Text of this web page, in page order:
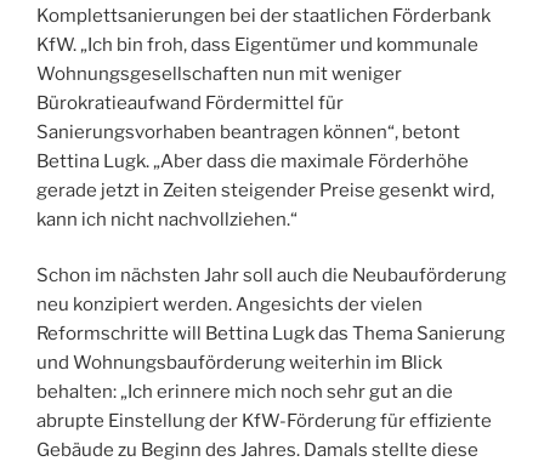
Komplettsanierungen bei der staatlichen Förderbank
KfW. „Ich bin froh, dass Eigentümer und kommunale
Wohnungsgesellschaften nun mit weniger
Bürokratieaufwand Fördermittel für
Sanierungsvorhaben beantragen können“, betont
Bettina Lugk. „Aber dass die maximale Förderhöhe
gerade jetzt in Zeiten steigender Preise gesenkt wird,
kann ich nicht nachvollziehen.“
Schon im nächsten Jahr soll auch die Neubauförderung
neu konzipiert werden. Angesichts der vielen
Reformschritte will Bettina Lugk das Thema Sanierung
und Wohnungsbauförderung weiterhin im Blick
behalten: „Ich erinnere mich noch sehr gut an die
abrupte Einstellung der KfW-Förderung für effiziente
Gebäude zu Beginn des Jahres. Damals stellte diese